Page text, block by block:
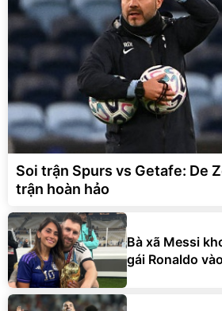
Soi trận Spurs vs Getafe: De
trận hoàn hảo
Bà xã Messi
gái Ronaldo